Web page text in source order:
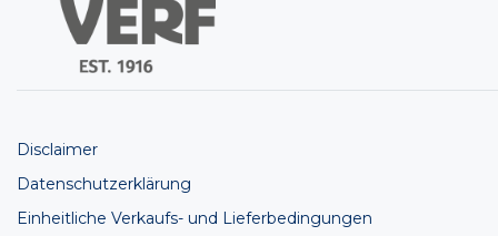
Disclaimer
Datenschutzerklärung
Einheitliche Verkaufs- und Lieferbedingungen